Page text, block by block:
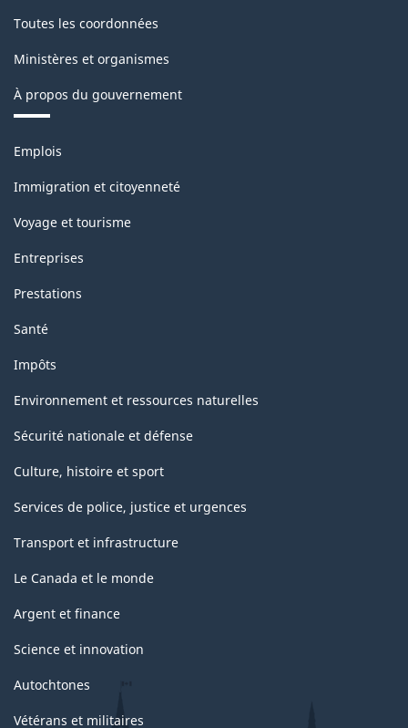
-
Structure
de
la
classification
Toutes les coordonnées
Ministères et organismes
À propos du gouvernement
Thèmes
sujets
Emplois
Immigration et citoyenneté
Voyage et tourisme
Entreprises
Prestations
Santé
Impôts
Environnement et ressources naturelles
Sécurité nationale et défense
Culture, histoire et sport
Services de police, justice et urgences
Transport et infrastructure
Le Canada et le monde
Argent et finance
Science et innovation
Autochtones
Vétérans et militaires